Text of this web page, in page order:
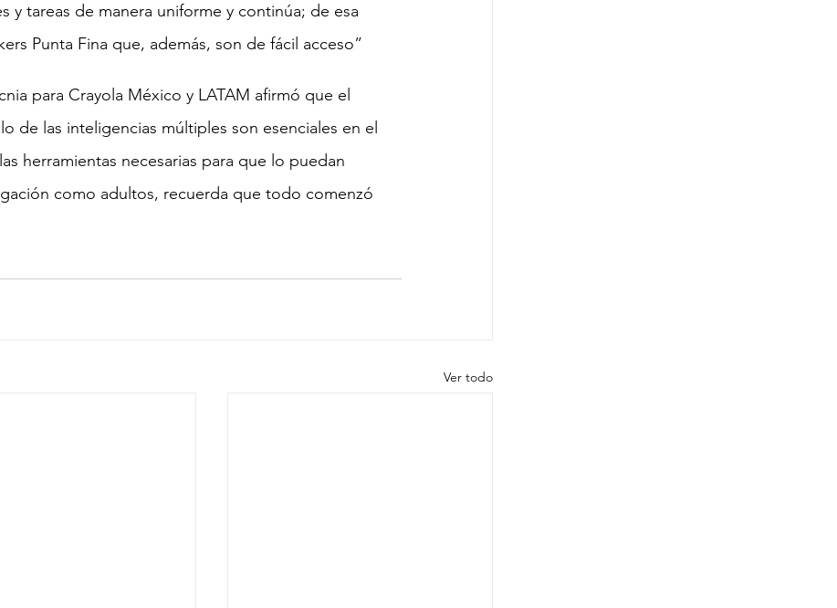
y tareas de manera uniforme y continúa; de esa
Punta Fina que, además, son de fácil acceso”
para Crayola México y LATAM afirmó que el
de las inteligencias múltiples son esenciales en el
herramientas necesarias para que lo puedan
como adultos, recuerda que todo comenzó
Ver todo